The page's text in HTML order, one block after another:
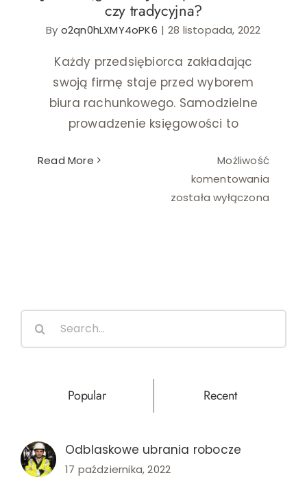
Ślub i wesele
Wystrój wnętrz
czy tradycyjna?
By o2qn0hLXMY4oPK6 | 28 listopada, 2022
Każdy przedsiębiorca zakładając
swoją firmę staje przed wyborem
biura rachunkowego. Samodzielne
prowadzenie księgowości to
Read More
Możliwość
komentowania
została wyłączona
Popular Recent
Odblaskowe ubrania robocze
17 października, 2022